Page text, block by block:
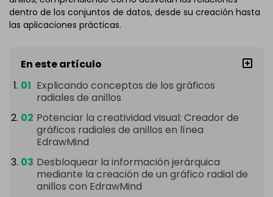
dentro de los conjuntos de datos, desde su creación hasta
las aplicaciones prácticas.
En este artículo
Explicando conceptos de los gráficos
radiales de anillos
Potenciar la creatividad visual: Creador de
gráficos radiales de anillos en línea
EdrawMind
Desbloquear la información jerárquica
mediante la creación de un gráfico radial de
anillos con EdrawMind